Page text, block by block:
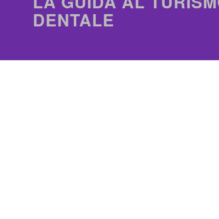
DENTALE